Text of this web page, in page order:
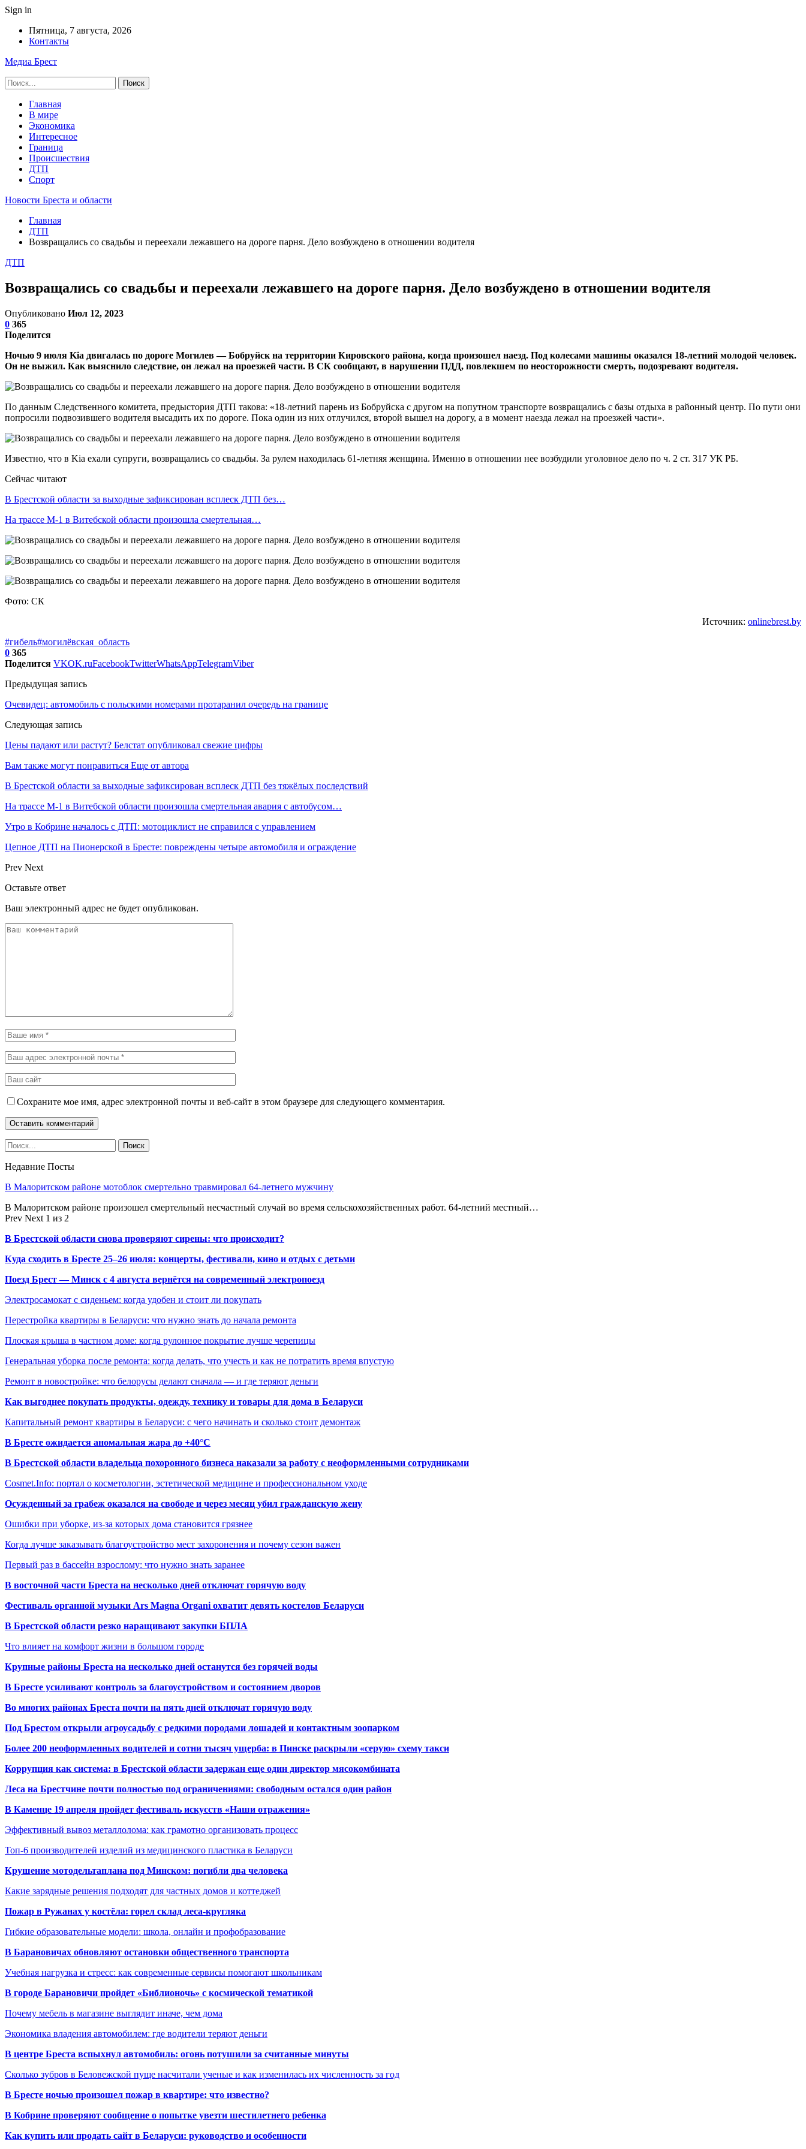
Sign in
Пятница, 7 августа, 2026
Контакты
Медиа Брест
Главная
В мире
Экономика
Интересное
Граница
Происшествия
ДТП
Спорт
Новости Бреста и области
Главная
ДТП
Возвращались со свадьбы и переехали лежавшего на дороге парня. Дело возбуждено в отношении водителя
ДТП
Возвращались со свадьбы и переехали лежавшего на дороге парня. Дело возбуждено в отношении водителя
Опубликовано Июл 12, 2023
0 365
Поделится
Ночью 9 июля Kia двигалась по дороге Могилев — Бобруйск на территории Кировского района, когда произошел наезд. Под колесами машины оказался 18-летний молодой человек.
Он не выжил. Как выяснило следствие, он лежал на проезжей части. В СК сообщают, в нарушении ПДД, повлекшем по неосторожности смерть, подозревают водителя.
По данным Следственного комитета, предыстория ДТП такова: «18-летний парень из Бобруйска с другом на попутном транспорте возвращались с базы отдыха в районный центр. По пути они
попросили подвозившего водителя высадить их по дороге. Пока один из них отлучился, второй вышел на дорогу, а в момент наезда лежал на проезжей части».
Известно, что в Kia ехали супруги, возвращались со свадьбы. За рулем находилась 61-летняя женщина. Именно в отношении нее возбудили уголовное дело по ч. 2 ст. 317 УК РБ.
Сейчас читают
В Брестской области за выходные зафиксирован всплеск ДТП без…
На трассе М-1 в Витебской области произошла смертельная…
Фото: СК
Источник: onlinebrest.by
#гибель#могилёвская_область
0 365
Поделится VKOK.ruFacebookTwitterWhatsAppTelegramViber
Предыдущая запись
Очевидец: автомобиль с польскими номерами протаранил очередь на границе
Следующая запись
Цены падают или растут? Белстат опубликовал свежие цифры
Вам также могут понравиться Еще от автора
В Брестской области за выходные зафиксирован всплеск ДТП без тяжёлых последствий
На трассе М-1 в Витебской области произошла смертельная авария с автобусом…
Утро в Кобрине началось с ДТП: мотоциклист не справился с управлением
Цепное ДТП на Пионерской в Бресте: повреждены четыре автомобиля и ограждение
Prev Next
Оставьте ответ
Ваш электронный адрес не будет опубликован.
Сохраните мое имя, адрес электронной почты и веб-сайт в этом браузере для следующего комментария.
Недавние Посты
В Малоритском районе мотоблок смертельно травмировал 64-летнего мужчину
В Малоритском районе произошел смертельный несчастный случай во время сельскохозяйственных работ. 64-летний местный…
Prev Next 1 из 2
В Брестской области снова проверяют сирены: что происходит?
Куда сходить в Бресте 25–26 июля: концерты, фестивали, кино и отдых с детьми
Поезд Брест — Минск с 4 августа вернётся на современный электропоезд
Электросамокат с сиденьем: когда удобен и стоит ли покупать
Перестройка квартиры в Беларуси: что нужно знать до начала ремонта
Плоская крыша в частном доме: когда рулонное покрытие лучше черепицы
Генеральная уборка после ремонта: когда делать, что учесть и как не потратить время впустую
Ремонт в новостройке: что белорусы делают сначала — и где теряют деньги
Как выгоднее покупать продукты, одежду, технику и товары для дома в Беларуси
Капитальный ремонт квартиры в Беларуси: с чего начинать и сколько стоит демонтаж
В Бресте ожидается аномальная жара до +40°C
В Брестской области владельца похоронного бизнеса наказали за работу с неоформленными сотрудниками
Cosmet.Info: портал о косметологии, эстетической медицине и профессиональном уходе
Осужденный за грабеж оказался на свободе и через месяц убил гражданскую жену
Ошибки при уборке, из-за которых дома становится грязнее
Когда лучше заказывать благоустройство мест захоронения и почему сезон важен
Первый раз в бассейн взрослому: что нужно знать заранее
В восточной части Бреста на несколько дней отключат горячую воду
Фестиваль органной музыки Ars Magna Organi охватит девять костелов Беларуси
В Брестской области резко наращивают закупки БПЛА
Что влияет на комфорт жизни в большом городе
Крупные районы Бреста на несколько дней останутся без горячей воды
В Бресте усиливают контроль за благоустройством и состоянием дворов
Во многих районах Бреста почти на пять дней отключат горячую воду
Под Брестом открыли агроусадьбу с редкими породами лошадей и контактным зоопарком
Более 200 неоформленных водителей и сотни тысяч ущерба: в Пинске раскрыли «серую» схему такси
Коррупция как система: в Брестской области задержан еще один директор мясокомбината
Леса на Брестчине почти полностью под ограничениями: свободным остался один район
В Каменце 19 апреля пройдет фестиваль искусств «Наши отражения»
Эффективный вывоз металлолома: как грамотно организовать процесс
Топ-6 производителей изделий из медицинского пластика в Беларуси
Крушение мотодельтаплана под Минском: погибли два человека
Какие зарядные решения подходят для частных домов и коттеджей
Пожар в Ружанах у костёла: горел склад леса-кругляка
Гибкие образовательные модели: школа, онлайн и профобразование
В Барановичах обновляют остановки общественного транспорта
Учебная нагрузка и стресс: как современные сервисы помогают школьникам
В городе Барановичи пройдет «Библионочь» с космической тематикой
Почему мебель в магазине выглядит иначе, чем дома
Экономика владения автомобилем: где водители теряют деньги
В центре Бреста вспыхнул автомобиль: огонь потушили за считанные минуты
Сколько зубров в Беловежской пуще насчитали ученые и как изменилась их численность за год
В Бресте ночью произошел пожар в квартире: что известно?
В Кобрине проверяют сообщение о попытке увезти шестилетнего ребенка
Как купить или продать сайт в Беларуси: руководство и особенности